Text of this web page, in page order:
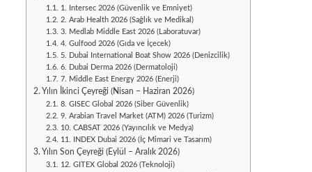
1. Intersec 2026 (Güvenlik ve Emniyet)
2. Arab Health 2026 (Sağlık ve Medikal)
3. Medlab Middle East 2026 (Laboratuvar)
4. Gulfood 2026 (Gıda ve İçecek)
5. Dubai International Boat Show 2026 (Denizcilik)
6. Dubai Derma 2026 (Dermatoloji)
7. Middle East Energy 2026 (Enerji)
Yılın İkinci Çeyreği (Nisan – Haziran 2026)
8. GISEC Global 2026 (Siber Güvenlik)
9. Arabian Travel Market (ATM) 2026 (Turizm)
10. CABSAT 2026 (Yayıncılık ve Medya)
11. INDEX Dubai 2026 (İç Mimari ve Tasarım)
Yılın Son Çeyreği (Eylül – Aralık 2026)
12. GITEX Global 2026 (Teknoloji)